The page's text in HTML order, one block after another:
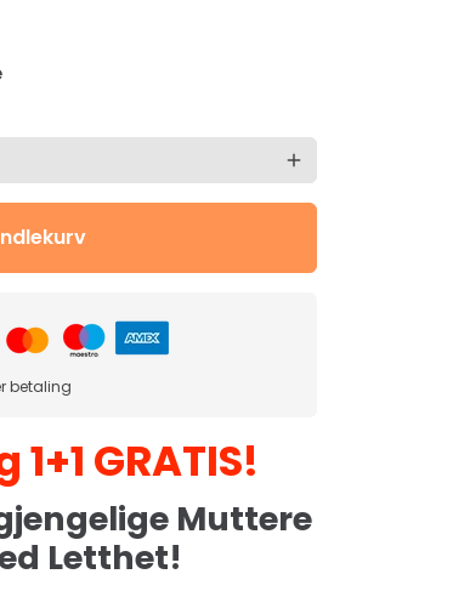
add
betaling
GRATIS!
Muttere
Letthet!